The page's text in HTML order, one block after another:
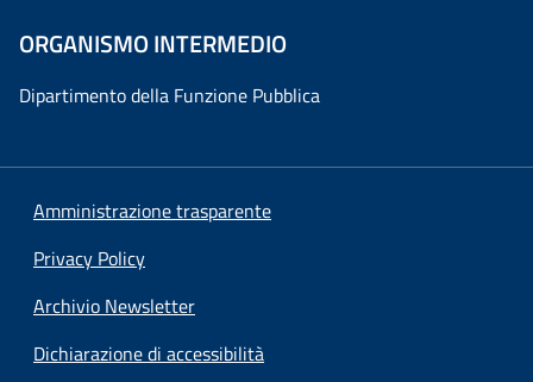
ORGANISMO INTERMEDIO
Dipartimento della Funzione Pubblica
Amministrazione trasparente
Privacy Policy
Archivio Newsletter
Dichiarazione di accessibilità